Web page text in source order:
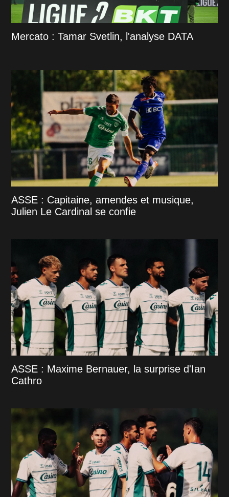
Mercato : Tamar Svetlin, l'analyse DATA
ASSE : Capitaine, amendes et musique,
Julien Le Cardinal se confie
ASSE : Maxime Bernauer, la surprise d'Ian
Cathro